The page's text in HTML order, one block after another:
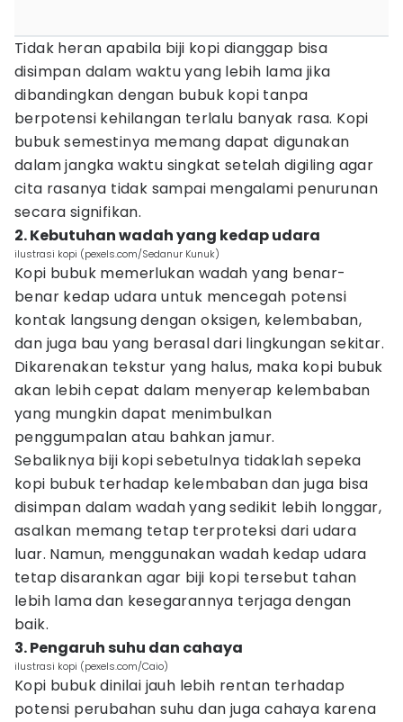
Tidak heran apabila biji kopi dianggap bisa
disimpan dalam waktu yang lebih lama jika
dibandingkan dengan bubuk kopi tanpa
berpotensi kehilangan terlalu banyak rasa. Kopi
bubuk semestinya memang dapat digunakan
dalam jangka waktu singkat setelah digiling agar
cita rasanya tidak sampai mengalami penurunan
secara signifikan.
2. Kebutuhan wadah yang kedap udara
ilustrasi kopi (pexels.com/Sedanur Kunuk)
Kopi bubuk memerlukan wadah yang benar-
benar kedap udara untuk mencegah potensi
kontak langsung dengan oksigen, kelembaban,
dan juga bau yang berasal dari lingkungan sekitar.
Dikarenakan tekstur yang halus, maka kopi bubuk
akan lebih cepat dalam menyerap kelembaban
yang mungkin dapat menimbulkan
penggumpalan atau bahkan jamur.
Sebaliknya biji kopi sebetulnya tidaklah sepeka
kopi bubuk terhadap kelembaban dan juga bisa
disimpan dalam wadah yang sedikit lebih longgar,
asalkan memang tetap terproteksi dari udara
luar. Namun, menggunakan wadah kedap udara
tetap disarankan agar biji kopi tersebut tahan
lebih lama dan kesegarannya terjaga dengan
baik.
3. Pengaruh suhu dan cahaya
ilustrasi kopi (pexels.com/Caio)
Kopi bubuk dinilai jauh lebih rentan terhadap
potensi perubahan suhu dan juga cahaya karena